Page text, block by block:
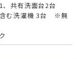
、共有洗面台2台
含む洗濯機 3台 ※無